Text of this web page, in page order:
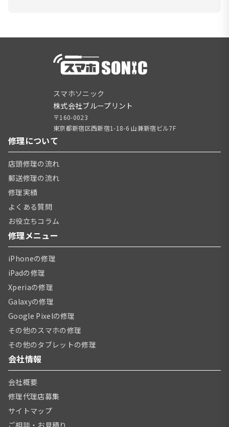
スマホソニック
株式会社ブループリント
〒160-0023
東京都新宿区西新宿1-18-6 山兼新宿ビル7F
修理について
店頭修理の流れ
郵送修理の流れ
修理実績
よくある質問
お役立ちコラム
修理メニュー
iPhoneの修理
iPadの修理
Xperiaの修理
Galaxyの修理
Google Pixelの修理
その他のスマホの修理
その他のタブレットの修理
会社情報
会社概要
修理代理店募集
サイトマップ